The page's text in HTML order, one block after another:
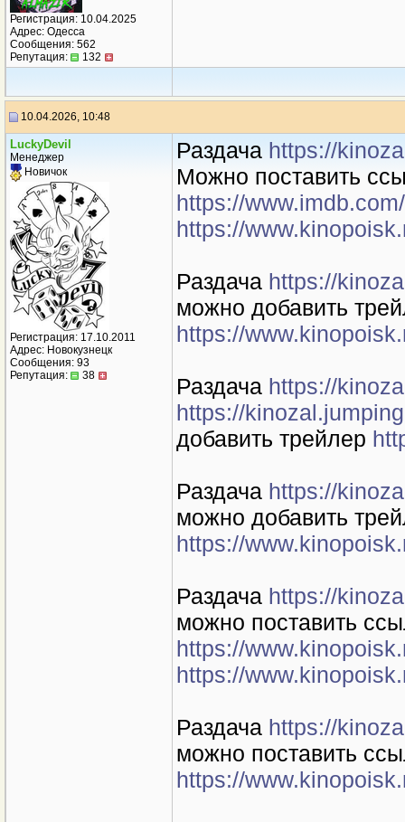
Регистрация: 10.04.2025
Адрес: Одесса
Сообщения: 562
Репутация:
132
10.04.2026, 10:48
LuckyDevil
Менеджер
Новичок
Регистрация: 17.10.2011
Адрес: Новокузнецк
Сообщения: 93
Репутация:
38
Раздача https://
Можно поставить
https://
https://
Раздача https://
можно добавить
https://
Раздача https://
https://
добавить трейлер
Раздача https://
можно добавить
https://
Раздача https://
можно поставить
https://
https://
Раздача https://
можно поставить
https://